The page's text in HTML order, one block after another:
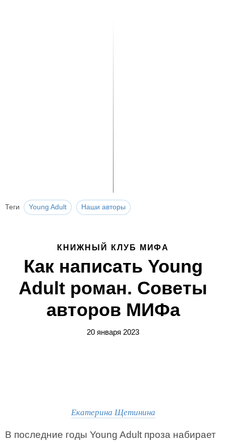
Теги Young Adult Наши авторы
КНИЖНЫЙ КЛУБ МИФА
Как написать Young
Adult роман. Советы
авторов МИФа
20 января 2023
Екатерина Щетинина
В последние годы Young Adult проза набирает